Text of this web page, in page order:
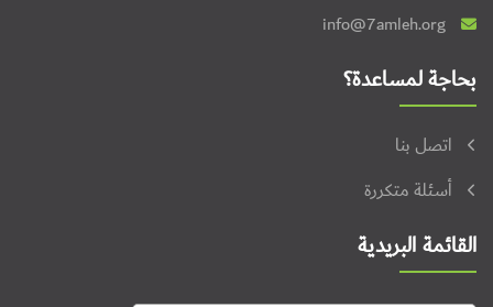
info@7amleh.org
بحاجة لمساعدة؟
اتصل بنا
أسئلة متكررة
القائمة البريدية